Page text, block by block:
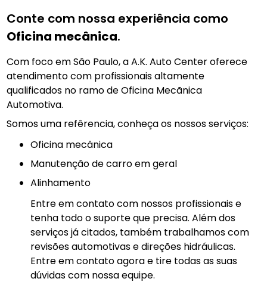
Conte com nossa experiência como
Oficina mecânica.
Com foco em São Paulo, a A.K. Auto Center oferece
atendimento com profissionais altamente
qualificados no ramo de Oficina Mecãnica
Automotiva.
Somos uma refêrencia, conheça os nossos serviços:
Oficina mecânica
manutenção de carro em geral
Alinhamento
Entre em contato com nossos profissionais e
tenha todo o suporte que precisa. Além dos
serviços já citados, também trabalhamos com
revisões automotivas e direções hidráulicas.
Entre em contato agora e tire todas as suas
dúvidas com nossa equipe.